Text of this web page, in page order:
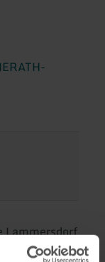
Lammersdorf